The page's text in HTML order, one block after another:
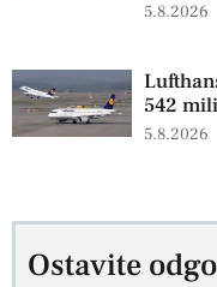
5.8.2026
542
5.8.2026
Ostavite